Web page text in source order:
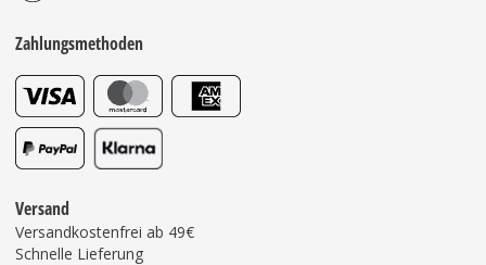
Zahlungsmethoden
Versand
Versandkostenfrei ab 49€
Schnelle Lieferung